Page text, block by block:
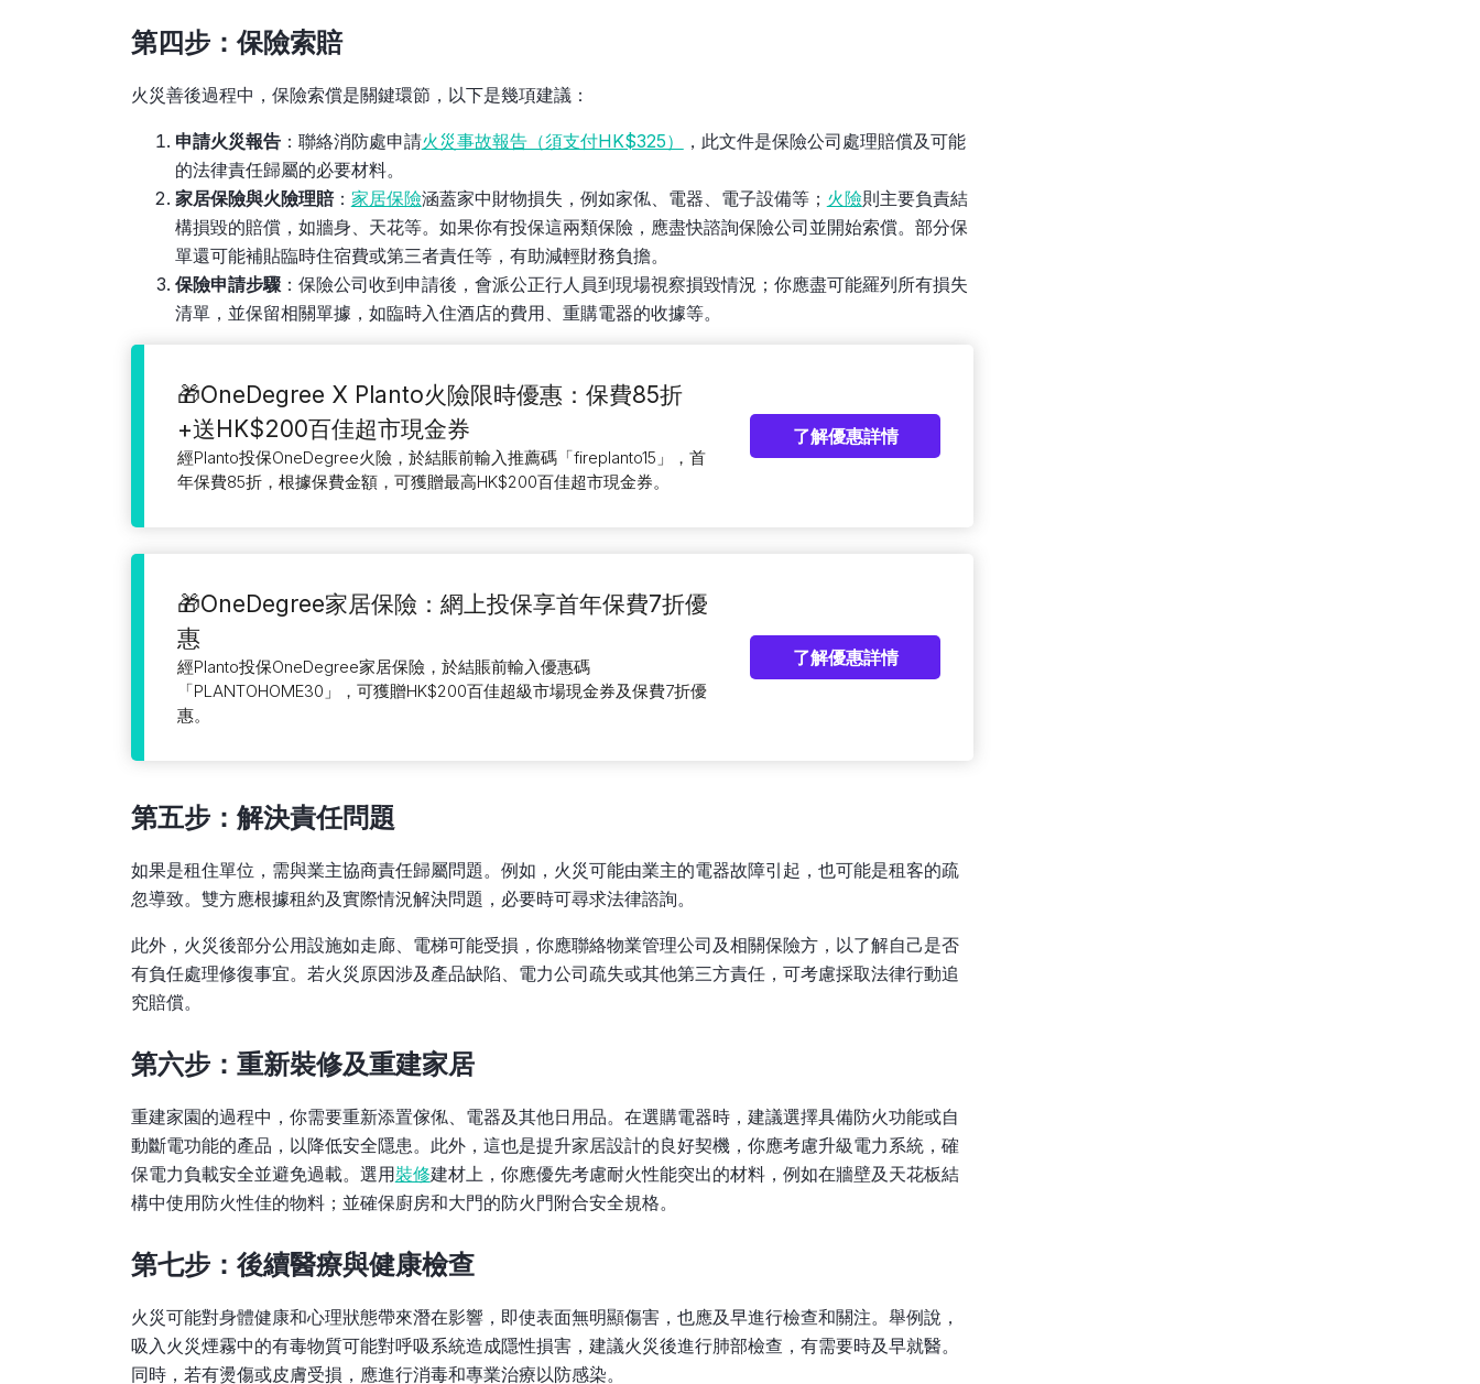
第四步：保險索賠
火災善後過程中，保險索償是關鍵環節，以下是幾項建議：
申請火災報告：聯絡消防處申請火災事故報告（須支付HK$325）
，此文件是保險公司處理賠償及可能
的法律責任歸屬的必要材料。
家居保險與火險理賠： 家居保險涵蓋家中財物損失，例如家俬、電器、電子設備等； 火險則主要負責結
構損毀的賠償，如牆身、天花等。如果你有投保這兩類保險，應盡快諮詢保險公司並開始索償。部分保
單還可能補貼臨時住宿費或第三者責任等，有助減輕財務負擔。
保險申請步驟：保險公司收到申請後，會派公正行人員到現場視察損毀情況；你應盡可能羅列所有損失
清單，並保留相關單據，如臨時入住酒店的費用、重購電器的收據等。
🎁OneDegree X Planto火險限時優惠：保費85折
+送HK$200百佳超市現金券
經Planto投保OneDegree火險，於結賬前輸入推薦碼「fireplanto15」，首
年保費85折，根據保費金額，可獲贈最高HK$200百佳超市現金券。
了解優惠詳情
🎁OneDegree家居保險：網上投保享首年保費7折優
惠
經Planto投保OneDegree家居保險，於結賬前輸入優惠碼
「PLANTOHOME30」，可獲贈HK$200百佳超級市場現金券及保費7折優
惠。
了解優惠詳情
第五步：解決責任問題
如果是租住單位，需與業主協商責任歸屬問題。例如，火災可能由業主的電器故障引起，也可能是租客的疏
忽導致。雙方應根據租約及實際情況解決問題，必要時可尋求法律諮詢。
此外，火災後部分公用設施如走廊、電梯可能受損，你應聯絡物業管理公司及相關保險方，以了解自己是否
有負任處理修復事宜。若火災原因涉及產品缺陷、電力公司疏失或其他第三方責任，可考慮採取法律行動追
究賠償。
第六步：重新裝修及重建家居
重建家園的過程中，你需要重新添置傢俬、電器及其他日用品。在選購電器時，建議選擇具備防火功能或自
動斷電功能的產品，以降低安全隱患。此外，這也是提升家居設計的良好契機，你應考慮升級電力系統，確
保電力負載安全並避免過載。選用裝修建材上，你應優先考慮耐火性能突出的材料，例如在牆壁及天花板結
構中使用防火性佳的物料；並確保廚房和大門的防火門附合安全規格。
第七步：後續醫療與健康檢查
火災可能對身體健康和心理狀態帶來潛在影響，即使表面無明顯傷害，也應及早進行檢查和關注。舉例說，
吸入火災煙霧中的有毒物質可能對呼吸系統造成隱性損害，建議火災後進行肺部檢查，有需要時及早就醫。
同時，若有燙傷或皮膚受損，應進行消毒和專業治療以防感染。